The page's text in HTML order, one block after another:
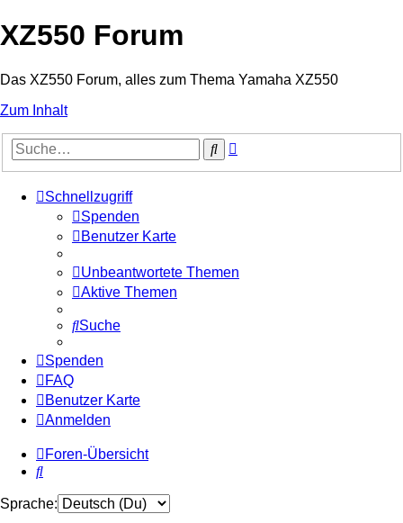
XZ550 Forum
Das XZ550 Forum, alles zum Thema Yamaha XZ550
Zum Inhalt
Suche
Schnellzugriff
Spenden
Benutzer Karte
Unbeantwortete Themen
Aktive Themen
Suche
Spenden
FAQ
Benutzer Karte
Anmelden
Foren-Übersicht
Suche
Sprache: